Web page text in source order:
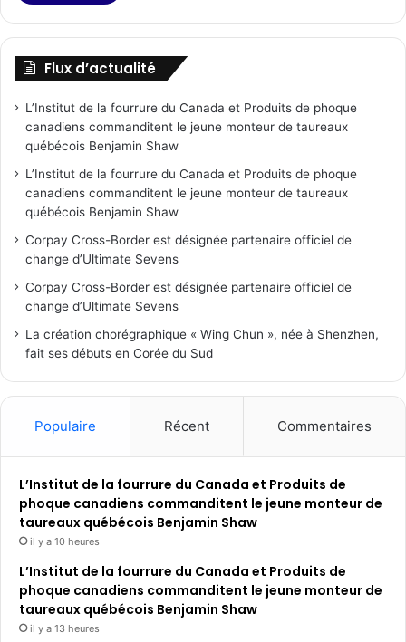
Flux d’actualité
L’Institut de la fourrure du Canada et Produits de phoque
canadiens commanditent le jeune monteur de taureaux
québécois Benjamin Shaw
L’Institut de la fourrure du Canada et Produits de phoque
canadiens commanditent le jeune monteur de taureaux
québécois Benjamin Shaw
Corpay Cross-Border est désignée partenaire officiel de
change d’Ultimate Sevens
Corpay Cross-Border est désignée partenaire officiel de
change d’Ultimate Sevens
La création chorégraphique « Wing Chun », née à Shenzhen,
fait ses débuts en Corée du Sud
Populaire Récent Commentaires
L’Institut de la fourrure du Canada et Produits de
phoque canadiens commanditent le jeune monteur de
taureaux québécois Benjamin Shaw
il y a 10 heures
L’Institut de la fourrure du Canada et Produits de
phoque canadiens commanditent le jeune monteur de
taureaux québécois Benjamin Shaw
il y a 13 heures